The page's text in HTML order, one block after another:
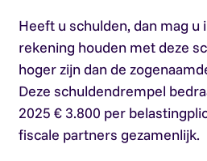
Heeft u schulden, dan mag u
rekening houden met deze
hoger zijn dan de
Deze schuldendrempel
2025 € 3.800 per
fiscale partners gezamenlijk.